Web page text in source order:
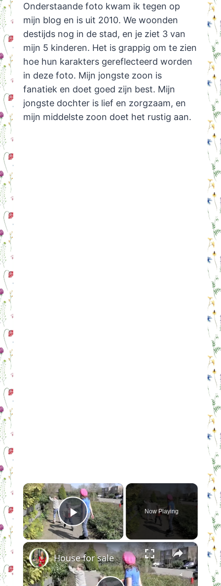
Onderstaande foto kwam ik tegen op
mijn blog en is uit 2010. We woonden
destijds nog in de stad, en je ziet 3 van
mijn 5 kinderen. Het is grappig om te zien
hoe hun karakters gereflecteerd worden
in deze foto. Mijn jongste zoon is
fanatiek en doet goed zijn best. Mijn
jongste dochter is lief en zorgzaam, en
mijn middelste zoon doet het rustig aan.
×
Play Video
Now Playing
×
House for sale